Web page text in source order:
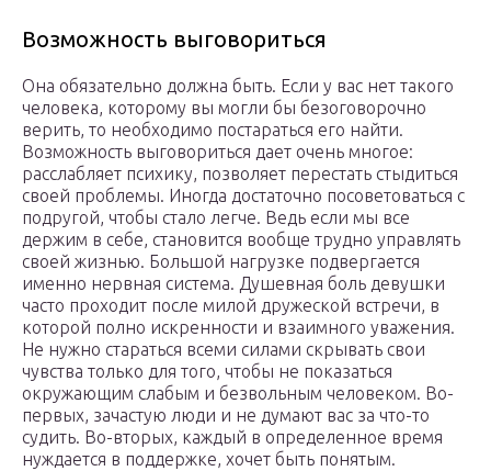
Возможность выговориться
Она обязательно должна быть. Если у вас нет такого
человека, которому вы могли бы безоговорочно
верить, то необходимо постараться его найти.
Возможность выговориться дает очень многое:
расслабляет психику, позволяет перестать стыдиться
своей проблемы. Иногда достаточно посоветоваться с
подругой, чтобы стало легче. Ведь если мы все
держим в себе, становится вообще трудно управлять
своей жизнью. Большой нагрузке подвергается
именно нервная система. Душевная боль девушки
часто проходит после милой дружеской встречи, в
которой полно искренности и взаимного уважения.
Не нужно стараться всеми силами скрывать свои
чувства только для того, чтобы не показаться
окружающим слабым и безвольным человеком. Во-
первых, зачастую люди и не думают вас за что-то
судить. Во-вторых, каждый в определенное время
нуждается в поддержке, хочет быть понятым.